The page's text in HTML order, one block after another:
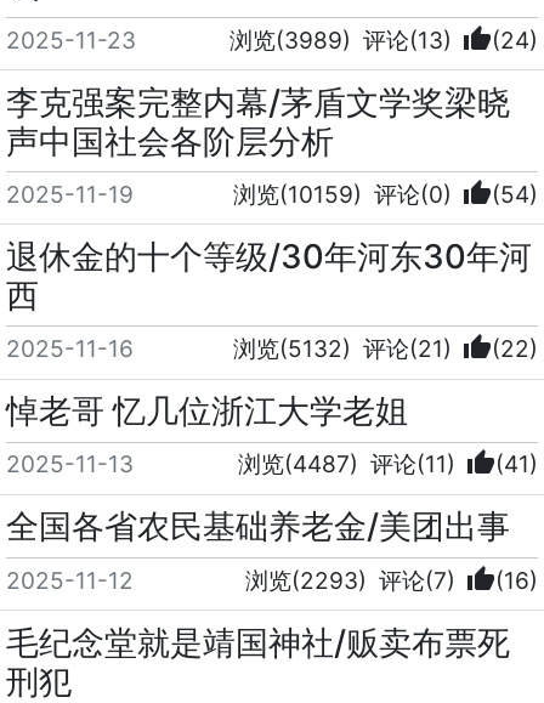
2025-11-23 浏览(3989) 评论(13) thumb_up(24)
李克强案完整内幕/茅盾文学奖梁晓
声中国社会各阶层分析
2025-11-19 浏览(10159) 评论(0) thumb_up(54)
退休金的十个等级/30年河东30年河
西
2025-11-16 浏览(5132) 评论(21) thumb_up(22)
悼老哥 忆几位浙江大学老姐
2025-11-13 浏览(4487) 评论(11) thumb_up(41)
全国各省农民基础养老金/美团出事
2025-11-12 浏览(2293) 评论(7) thumb_up(16)
毛纪念堂就是靖国神社/贩卖布票死
刑犯